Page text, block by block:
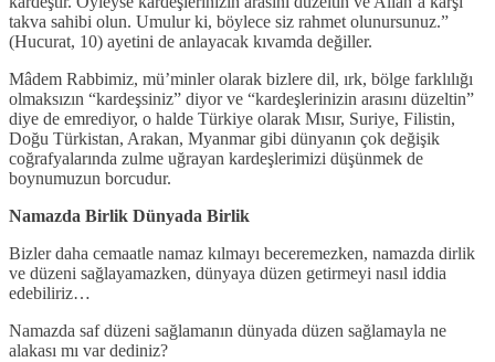
takva sahibi olun. Umulur ki, böylece siz rahmet olunursunuz.”
(Hucurat, 10) ayetini de anlayacak kıvamda değiller.
Mâdem Rabbimiz, mü’minler olarak bizlere dil, ırk, bölge farklılığı
olmaksızın “kardeşsiniz” diyor ve “kardeşlerinizin arasını düzeltin”
diye de emrediyor, o halde Türkiye olarak Mısır, Suriye, Filistin,
Doğu Türkistan, Arakan, Myanmar gibi dünyanın çok değişik
coğrafyalarında zulme uğrayan kardeşlerimizi düşünmek de
boynumuzun borcudur.
Namazda Birlik Dünyada Birlik
Bizler daha cemaatle namaz kılmayı beceremezken, namazda dirlik
ve düzeni sağlayamazken, dünyaya düzen getirmeyi nasıl iddia
edebiliriz…
Namazda saf düzeni sağlamanın dünyada düzen sağlamayla ne
alakası mı var dediniz?